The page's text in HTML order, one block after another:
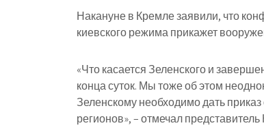
Накануне в Кремле заявили, что
киевского режима прикажет
«Что касается Зеленского и
конца суток. Мы тоже об этом
Зеленскому необходимо дать
регионов», – отмечал